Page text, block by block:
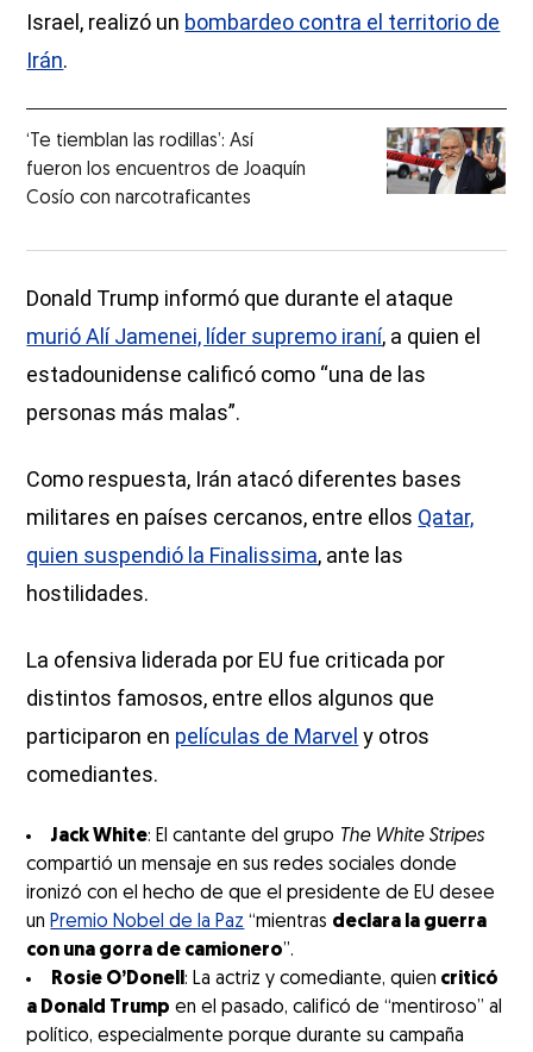
Israel, realizó un bombardeo contra el territorio de
Irán.
‘Te tiemblan las rodillas’: Así
fueron los encuentros de Joaquín
Cosío con narcotraficantes
Donald Trump informó que durante el ataque
murió Alí Jamenei, líder supremo iraní, a quien el
estadounidense calificó como “una de las
personas más malas”.
Como respuesta, Irán atacó diferentes bases
militares en países cercanos, entre ellos Qatar,
quien suspendió la Finalissima, ante las
hostilidades.
La ofensiva liderada por EU fue criticada por
distintos famosos, entre ellos algunos que
participaron en películas de Marvel y otros
comediantes.
Jack White: El cantante del grupo The White Stripes
compartió un mensaje en sus redes sociales donde
ironizó con el hecho de que el presidente de EU desee
unPremio Nobel de la Paz “mientras declara la guerra
con una gorra de camionero”.
Rosie O’Donell: La actriz y comediante, quien criticó
a Donald Trump en el pasado, calificó de “mentiroso” al
político, especialmente porque durante su campaña